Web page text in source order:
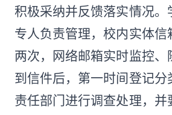
积极采纳并反馈落实情况。
专人负责管理，校内实体信
两次，网络邮箱实时监控、
到信件后，第一时间登记分
责任部门进行调查处理，并